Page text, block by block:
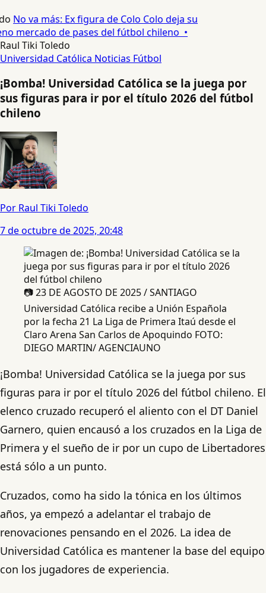
No va más: Ex figura de Colo Colo deja su
mercado de pases del fútbol chileno •
Raul Tiki Toledo
Universidad Católica Noticias Fútbol
¡Bomba! Universidad Católica se la juega por
sus figuras para ir por el título 2026 del fútbol
chileno
Por Raul Tiki Toledo
7 de octubre de 2025, 20:48
📷 23 DE AGOSTO DE 2025 / SANTIAGO
Universidad Católica recibe a Unión Española
por la fecha 21 La Liga de Primera Itaú desde el
Claro Arena San Carlos de Apoquindo FOTO:
DIEGO MARTIN/ AGENCIAUNO
¡Bomba! Universidad Católica se la juega por sus
figuras para ir por el título 2026 del fútbol chileno. El
elenco cruzado recuperó el aliento con el DT Daniel
Garnero, quien encausó a los cruzados en la Liga de
Primera y el sueño de ir por un cupo de Libertadores
está sólo a un punto.
Cruzados, como ha sido la tónica en los últimos
años, ya empezó a adelantar el trabajo de
renovaciones pensando en el 2026. La idea de
Universidad Católica es mantener la base del equipo
con los jugadores de experiencia.